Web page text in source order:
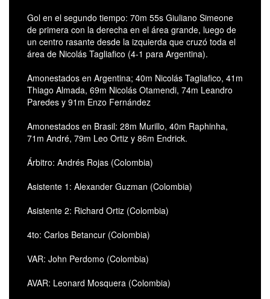
Gol en el segundo tiempo: 70m 55s Giuliano Simeone
de primera con la derecha en el área grande, luego de
un centro rasante desde la izquierda que cruzó toda el
área de Nicolás Tagliafico (4-1 para Argentina).
Amonestados en Argentina; 40m Nicolás Tagliafico, 41m
Thiago Almada, 69m Nicolás Otamendi, 74m Leandro
Paredes y 91m Enzo Fernández
Amonestados en Brasil: 28m Murillo, 40m Raphinha,
71m André, 79m Leo Ortiz y 86m Endrick.
Árbitro: Andrés Rojas (Colombia)
Asistente 1: Alexander Guzman (Colombia)
Asistente 2: Richard Ortiz (Colombia)
4to: Carlos Betancur (Colombia)
VAR: John Perdomo (Colombia)
AVAR: Leonard Mosquera (Colombia)